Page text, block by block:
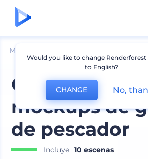
Mockups
Colección de
mockups de
de pescador
Incluye 10 escenas
Would you like to change Renderforest
to English?
CHANGE No,